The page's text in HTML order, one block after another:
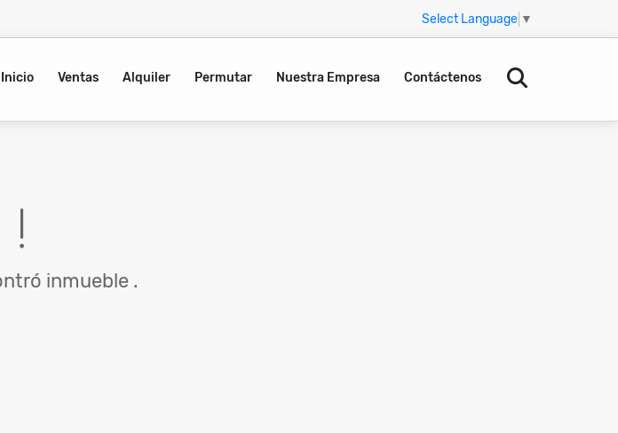
Select Language ▼
Inicio Ventas Alquiler Permutar Nuestra Empresa Contáctenos
inmueble .